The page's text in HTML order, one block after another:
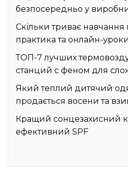
безпосередньо у
Скільки триває навчання
практика та онлайн-
ТОП-7 лучших
станций с феном для
Який теплий дитячий
продається восени та
Кращий сонцезахисний
ефективний SPF